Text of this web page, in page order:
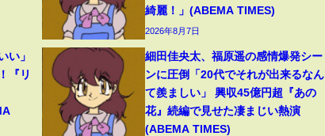
綺麗！」(ABEMA TIMES)
2026年8月7日
い」
『リ
細田佳央太、福原遥の感情爆発シー
ンに圧倒「20代でそれが出来るなん
て羨ましい」 興収45億円超『あの
花』続編で見せた凄まじい熱演
(ABEMA TIMES)